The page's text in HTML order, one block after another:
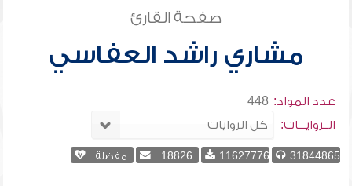
صفحة القارئ
مشاري راشد العفاسي
عدد المواد: 448
الــروايـــات:
31844865
11627776
18826 مفضلة